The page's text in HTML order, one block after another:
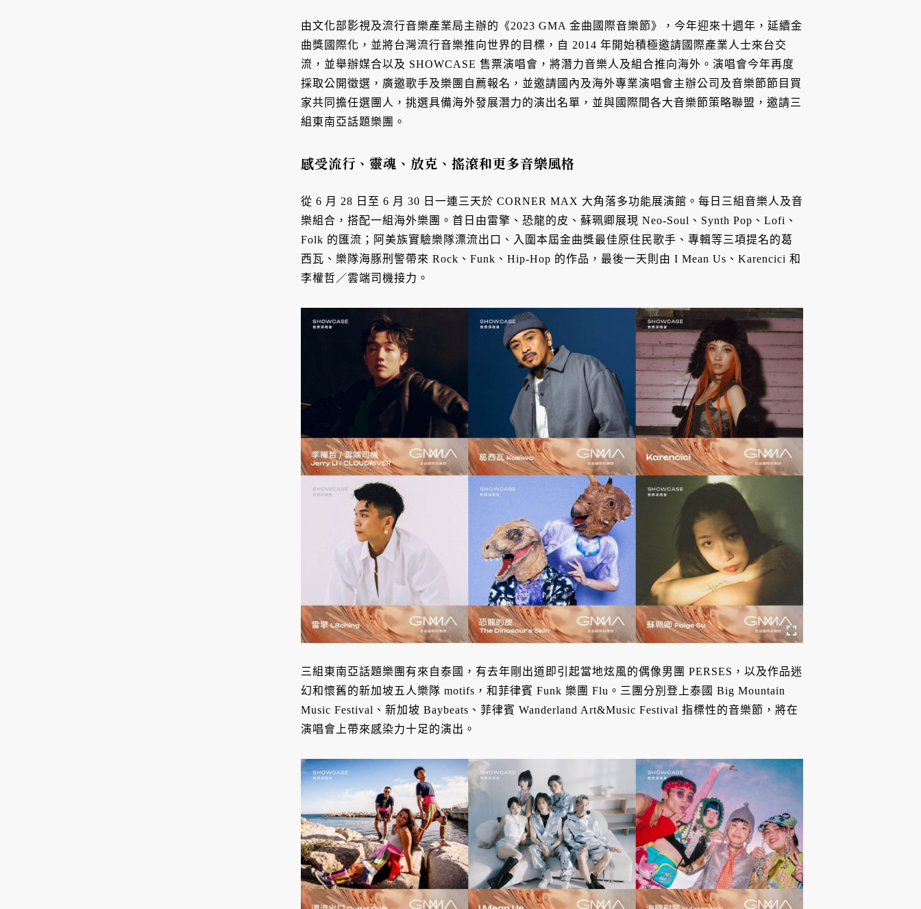
由文化部影視及流行音樂產業局主辦的《2023 GMA 金曲國際音樂節》，今年迎來十週年，延續金
曲獎國際化，並將台灣流行音樂推向世界的目標，自 2014 年開始積極邀請國際產業人士來台交
流，並舉辦媒合以及 SHOWCASE 售票演唱會，將潛力音樂人及組合推向海外。演唱會今年再度
採取公開徵選，廣邀歌手及樂團自薦報名，並邀請國內及海外專業演唱會主辦公司及音樂節節目買
家共同擔任選團人，挑選具備海外發展潛力的演出名單，並與國際間各大音樂節策略聯盟，邀請三
組東南亞話題樂團。
感受流行、靈魂、放克、搖滾和更多音樂風格
從 6 月 28 日至 6 月 30 日一連三天於 CORNER MAX 大角落多功能展演館。每日三組音樂人及音
樂組合，搭配一組海外樂團。首日由雷擎、恐龍的皮、蘇珮卿展現 Neo-Soul、Synth Pop、Lofi、
Folk 的匯流；阿美族實驗樂隊漂流出口、入圍本屆金曲獎最佳原住民歌手、專輯等三項提名的葛
西瓦、樂隊海豚刑警帶來 Rock、Funk、Hip-Hop 的作品，最後一天則由 I Mean Us、Karencici 和
李權哲／雲端司機接力。
三組東南亞話題樂團有來自泰國，有去年剛出道即引起當地炫風的偶像男團 PERSES，以及作品迷
幻和懷舊的新加坡五人樂隊 motifs，和菲律賓 Funk 樂團 Flu。三團分別登上泰國 Big Mountain
Music Festival、新加坡 Baybeats、菲律賓 Wanderland Art&Music Festival 指標性的音樂節，將在
演唱會上帶來感染力十足的演出。